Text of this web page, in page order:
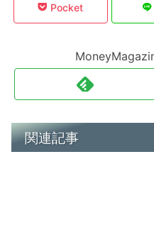
Pocket
関連記事